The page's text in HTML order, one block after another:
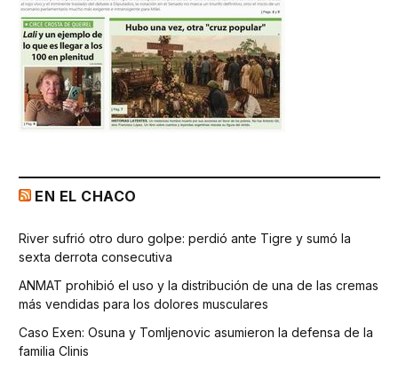
EN EL CHACO
River sufrió otro duro golpe: perdió ante Tigre y sumó la
sexta derrota consecutiva
ANMAT prohibió el uso y la distribución de una de las cremas
más vendidas para los dolores musculares
Caso Exen: Osuna y Tomljenovic asumieron la defensa de la
familia Clinis